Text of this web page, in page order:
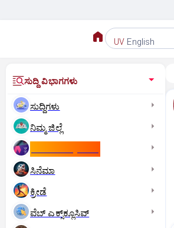
UV English
ಸುದ್ದಿ ವಿಭಾಗಗಳು
ಸುದ್ದಿಗಳು
ನಿಮ್ಮ ಜಿಲ್ಲೆ
ಸಿನೆಮಾ
ಕ್ರೀಡೆ
ವೆಬ್ ಎಕ್ಸ್‌ಕ್ಲೂಸಿವ್